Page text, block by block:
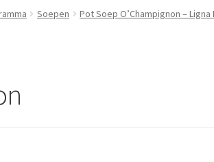
Disclaimer Klantenservice My
Soepen Pot Soep O’Champignon –